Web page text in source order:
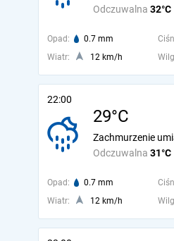
Odczuwalna 32°C
Opad: 0.7 mm
Wiatr:
12 km/h
22:00
29°C
Odczuwalna 31°C
Zachmurzenie
Opad: 0.7 mm
Wiatr:
12 km/h